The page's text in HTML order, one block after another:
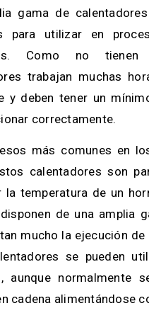
gama de
para utilizar en
Como no tienen
trabajan muchas
y deben tener un
correctamente.
más comunes en
calentadores son
la temperatura de un
de una amplia
mucho la ejecución
se pueden
aunque normalmente
cadena alimentándose